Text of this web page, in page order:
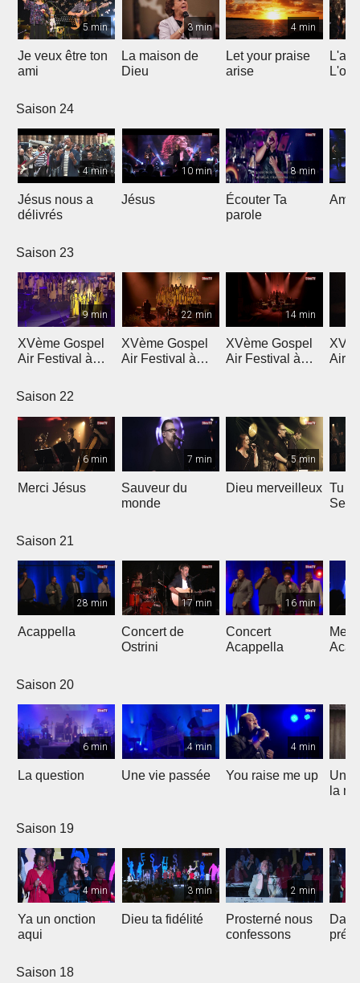
5 min
Je veux être ton
ami
3 min
La maison de
Dieu
4 min
Let your praise
arise
Saison 24
4 min
Jésus nous a
délivrés
10 min
Jésus
8 min
Écouter Ta
parole
Ami
Saison 23
9 min
XVème Gospel
Air Festival à
22 min
XVème Gospel
Air Festival à
14 min
XVème Gospel
Air Festival à
Air
Saison 22
6 min
Merci Jésus
7 min
Sauveur du
monde
5 min
Dieu merveilleux Tu
Saison 21
28 min
Acappella
17 min
Concert de
Ostrini
16 min
Concert
Acappella
Saison 20
6 min
La question
4 min
Une vie passée
4 min
You raise me up
Une
la
Saison 19
4 min
Ya un onction
aqui
3 min
Dieu ta fidélité
2 min
Prosterné nous
confessons
Saison 18